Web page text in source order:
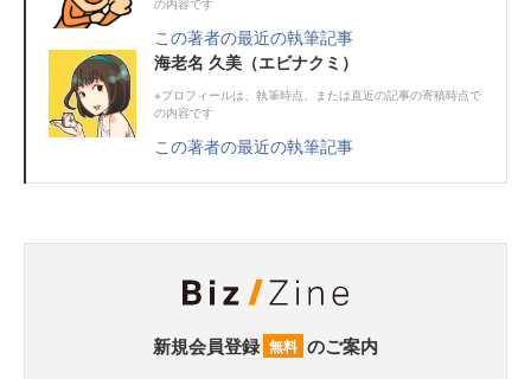
の内容です
この著者の最近の執筆記事
海老名 久美（エビナクミ）
※プロフィールは、執筆時点、または直近の記事の寄稿時点で
の内容です
この著者の最近の執筆記事
新規会員登録 無料 のご案内